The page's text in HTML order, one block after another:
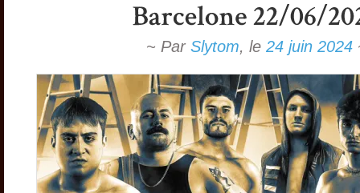
~ Par Slytom, le 24 juin 2024